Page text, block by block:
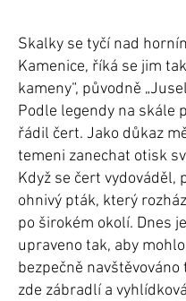
Skalky se tyčí nad
Kamenice, říká se jim
kameny“, původně „
Podle legendy na skále
řádil čert. Jako důkaz
temeni zanechat otisk
Když se čert vydováděl,
ohnivý pták, který
po širokém okolí. Dnes
upraveno tak, aby
bezpečně navštěvováno
zde zábradlí a